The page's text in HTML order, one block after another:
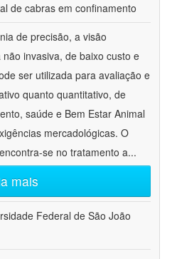
de cabras em confinamento
de precisão, a visão
invasiva, de baixo custo e
ser utilizada para avaliação e
quanto quantitativo, de
saúde e Bem Estar Animal
mercadológicas. O
se no tratamento a...
mais
Federal de São João